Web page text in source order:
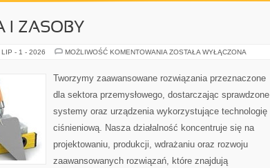
I ZASOBY
LIP - 1 - 2026 MOŻLIWOŚĆ KOMENTOWANIA ENERGETYKA
ZOSTAŁA WYŁĄCZONA
Tworzymy zaawansowane rozwiązania przeznaczone
dla sektora przemysłowego, dostarczając sprawdzone
systemy oraz urządzenia wykorzystujące technologię
ciśnieniową. Nasza działalność koncentruje się na
projektowaniu, produkcji, wdrażaniu oraz rozwoju
zaawansowanych rozwiązań, które znajdują